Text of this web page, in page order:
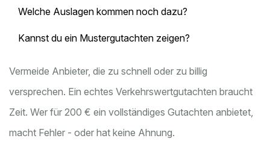
Welche Auslagen kommen noch dazu?
Kannst du ein Mustergutachten zeigen?
Vermeide Anbieter, die zu schnell oder zu billig
versprechen. Ein echtes Verkehrswertgutachten braucht
Zeit. Wer für 200 € ein vollständiges Gutachten anbietet,
macht Fehler - oder hat keine Ahnung.